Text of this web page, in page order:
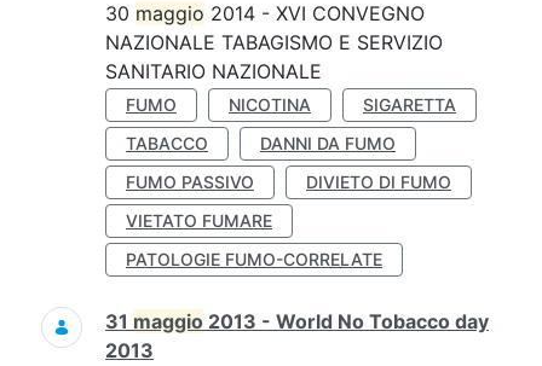
30 maggio 2014 - XVI CONVEGNO
NAZIONALE TABAGISMO E SERVIZIO
SANITARIO NAZIONALE
FUMO NICOTINA
SIGARETTA
TABACCO
DANNI DA FUMO
FUMO PASSIVO
DIVIETO DI FUMO
VIETATO FUMARE
PATOLOGIE FUMO-CORRELATE
31 maggio 2013 - World No Tobacco day
2013